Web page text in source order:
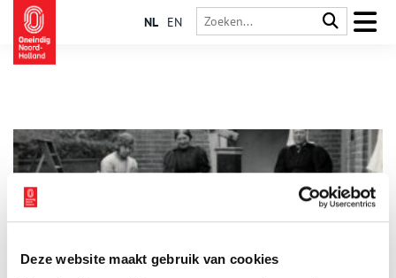
Deze website maakt gebruik van cookies
NL EN